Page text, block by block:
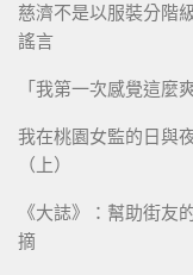
慈濟不是以服裝分階
謠言
「我第一次感覺這麼
我在桃園女監的日與
（上）
《大誌》：幫助街友
摘